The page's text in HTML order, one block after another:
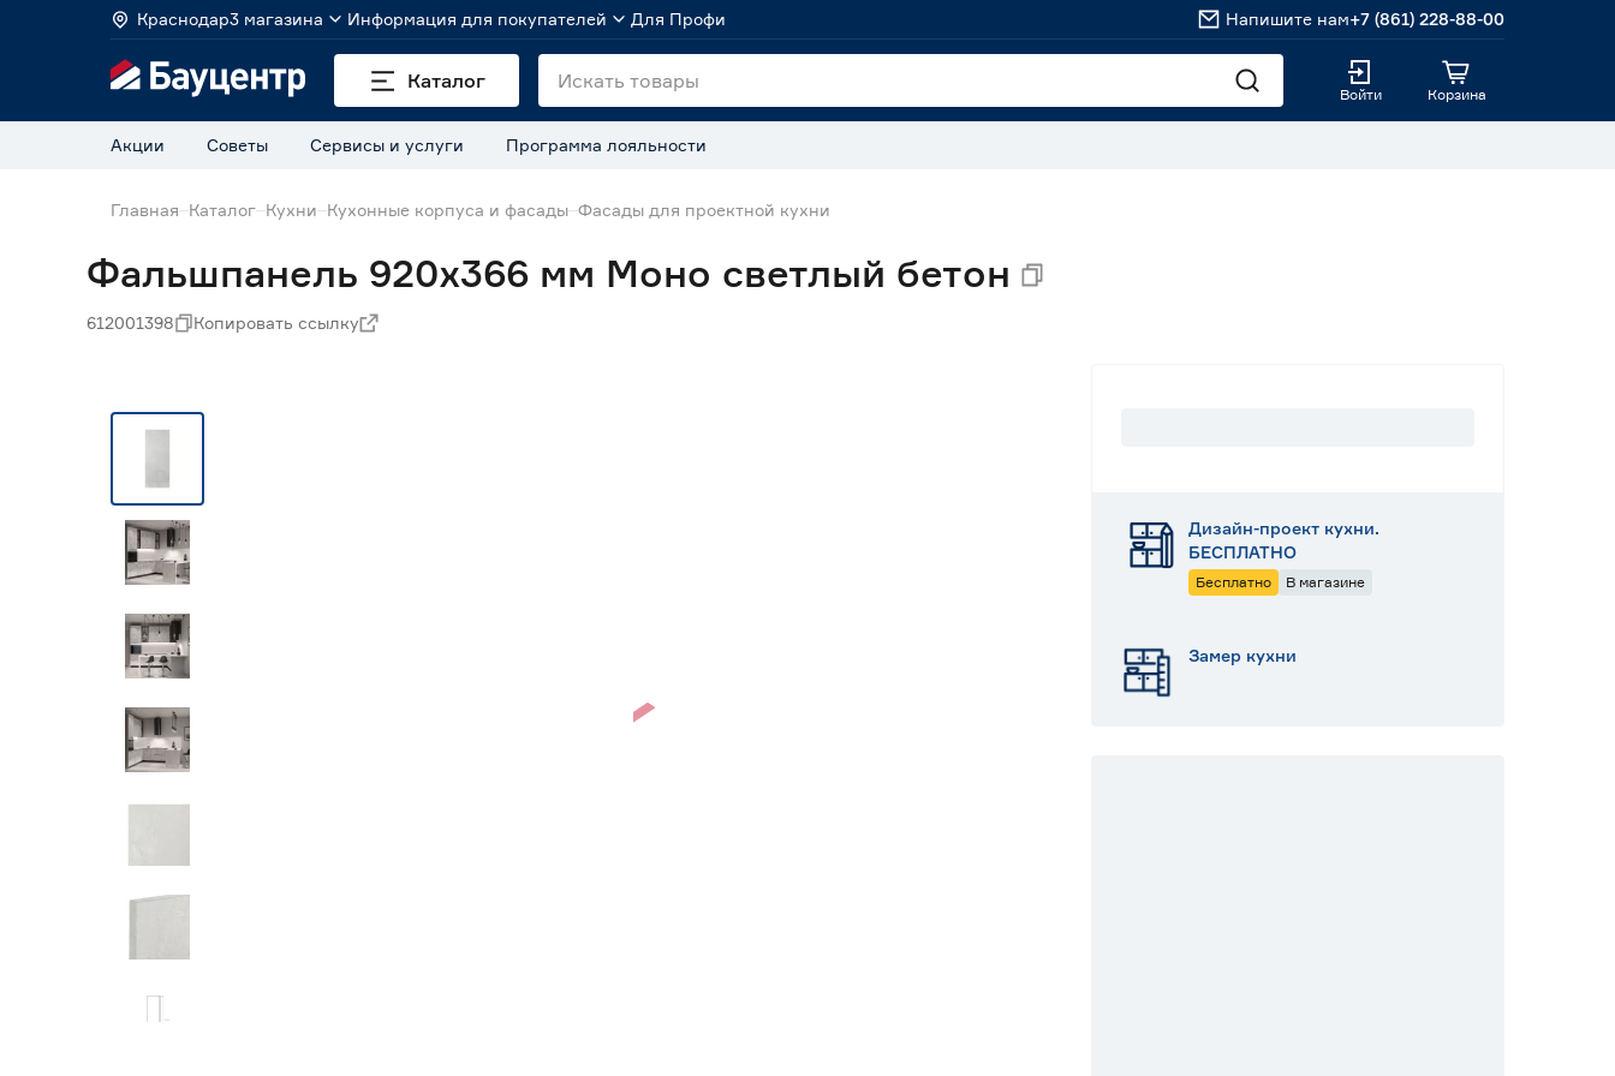
Краснодар3 магазина Информация для покупателей Для Профи Напишите нам+7 (861) 228-88-00
Каталог
Войти Корзина
Акции Советы Сервисы и услуги Программа лояльности
Главная Каталог Кухни Кухонные корпуса и фасады Фасады для проектной кухни
Фальшпанель 920х366 мм Моно светлый бетон
612001398 Копировать ссылку
Дизайн-проект кухни.
БЕСПЛАТНО
Бесплатно В магазине
Замер кухни